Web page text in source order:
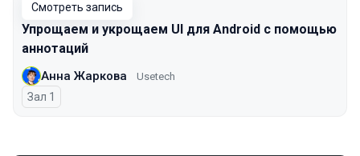
Смотреть запись
Упрощаем и укрощаем UI для Android с помощью
аннотаций
Анна Жаркова Usetech
Зал 1